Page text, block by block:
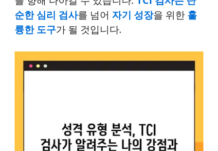
순한 심리 검사를 넘어 자기 성장을 위한 훌
륭한 도구가 될 것입니다.